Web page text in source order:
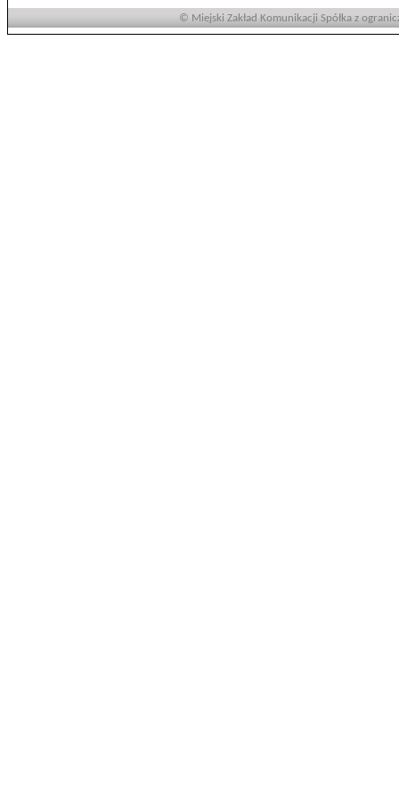
© Miejski Zakład Komunikacji Spółka z